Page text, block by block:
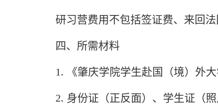
研习营费用不包括签证费、来回
四、所需材料
1. 《肇庆学院学生赴国（境）外
2. 身份证（正反面）、学生证（